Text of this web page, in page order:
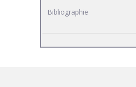
Bibliographie